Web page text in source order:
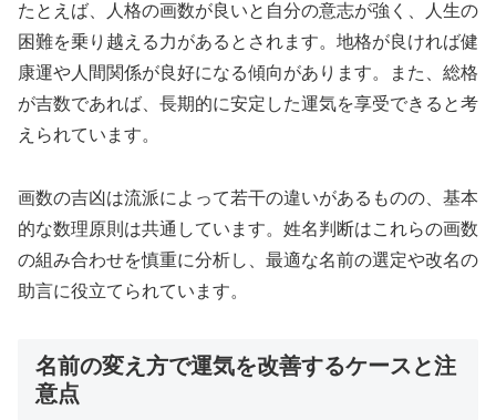
たとえば、人格の画数が良いと自分の意志が強く、人生の
困難を乗り越える力があるとされます。地格が良ければ健
康運や人間関係が良好になる傾向があります。また、総格
が吉数であれば、長期的に安定した運気を享受できると考
えられています。
画数の吉凶は流派によって若干の違いがあるものの、基本
的な数理原則は共通しています。姓名判断はこれらの画数
の組み合わせを慎重に分析し、最適な名前の選定や改名の
助言に役立てられています。
名前の変え方で運気を改善するケースと注
意点